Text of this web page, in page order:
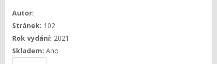
Autor:
Stránek: 102
Rok vydání: 2021
Skladem: Ano